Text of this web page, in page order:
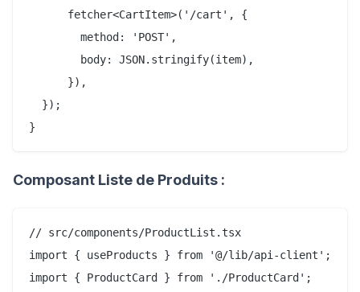
      fetcher<CartItem>('/cart', {
        method: 'POST',
        body: JSON.stringify(item),
      }),
  });
Composant Liste de Produits :
// src/components/ProductList.tsx
import { useProducts } from '@/lib/api-client';
import { ProductCard } from './ProductCard';